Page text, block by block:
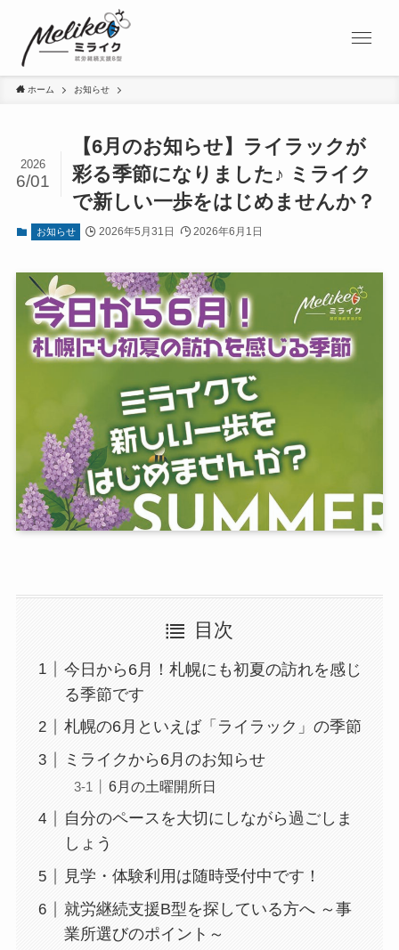
ホーム お知らせ
【6月のお知らせ】ライラックが
彩る季節になりました♪ ミライク
で新しい一歩をはじめませんか？
2026
6/01
お知らせ 2026年5月31日 2026年6月1日
目次
今日から6月！札幌にも初夏の訪れを感じ
る季節です
札幌の6月といえば「ライラック」の季節
ミライクから6月のお知らせ
6月の土曜開所日
自分のペースを大切にしながら過ごしま
しょう
見学・体験利用は随時受付中です！
就労継続支援B型を探している方へ ～事
業所選びのポイント～